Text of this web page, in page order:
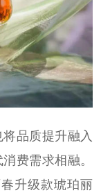
品质提升融入
费需求相融。
升级款琥珀丽